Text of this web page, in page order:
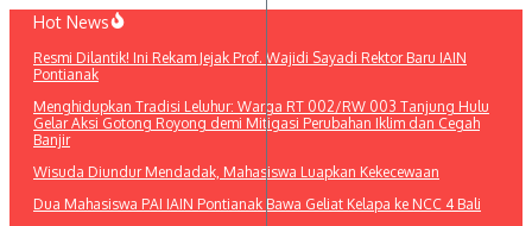
Lewati
konten
Hot News
Resmi Dilantik! Ini Rekam Jejak Prof. Wajidi Sayadi Rektor Baru IAIN
Pontianak
Menghidupkan Tradisi Leluhur: Warga RT 002/RW 003 Tanjung Hulu
Gelar Aksi Gotong Royong demi Mitigasi Perubahan Iklim dan Cegah
Banjir
Wisuda Diundur Mendadak, Mahasiswa Luapkan Kekecewaan
Dua Mahasiswa PAI IAIN Pontianak Bawa Geliat Kelapa ke NCC 4 Bali